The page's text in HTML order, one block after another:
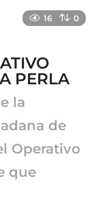
16 0
PERLA
la
de
Operativo
que